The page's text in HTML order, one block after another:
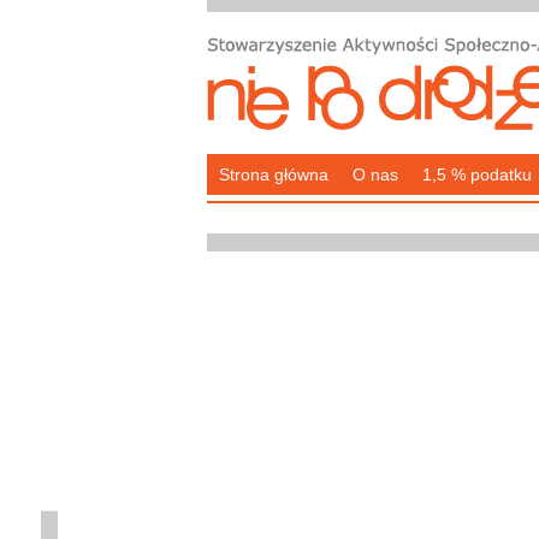
Strona główna O nas 1,5 % podatku